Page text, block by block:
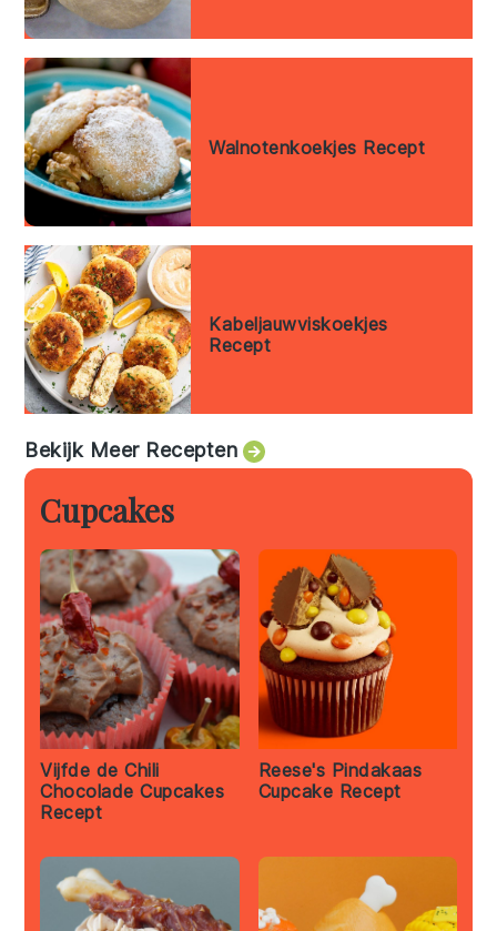
Bekijk Meer Recepten
Walnotenkoekjes Recept
Kabeljauwviskoekjes
Recept
Cupcakes
Vijfde de Chili
Chocolade Cupcakes
Recept
Reese's Pindakaas
Cupcake Recept